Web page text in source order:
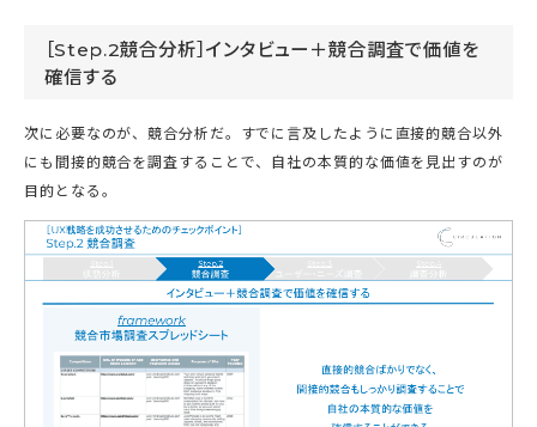
［Step.2競合分析］インタビュー＋競合調査で価値を
確信する
次に必要なのが、競合分析だ。すでに言及したように直接的競合以外
にも間接的競合を調査することで、自社の本質的な価値を見出すのが
目的となる。